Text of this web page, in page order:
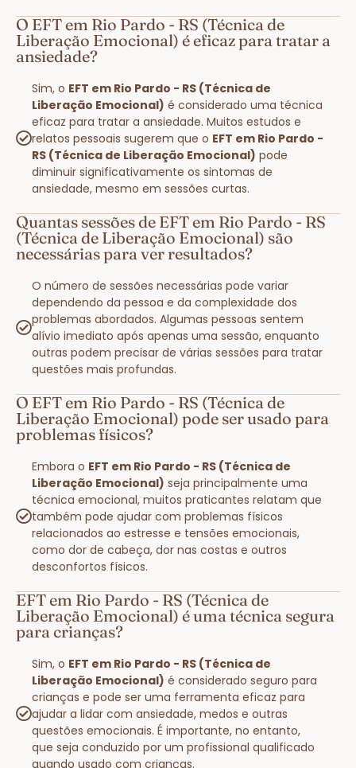
O EFT em Rio Pardo - RS (Técnica de
Liberação Emocional) é eficaz para tratar a
ansiedade?
Sim, o EFT em Rio Pardo - RS (Técnica de
Liberação Emocional) é considerado uma técnica
eficaz para tratar a ansiedade. Muitos estudos e
relatos pessoais sugerem que o EFT em Rio Pardo -
RS (Técnica de Liberação Emocional) pode
diminuir significativamente os sintomas de
ansiedade, mesmo em sessões curtas.
Quantas sessões de EFT em Rio Pardo - RS
(Técnica de Liberação Emocional) são
necessárias para ver resultados?
O número de sessões necessárias pode variar
dependendo da pessoa e da complexidade dos
problemas abordados. Algumas pessoas sentem
alívio imediato após apenas uma sessão, enquanto
outras podem precisar de várias sessões para tratar
questões mais profundas.
O EFT em Rio Pardo - RS (Técnica de
Liberação Emocional) pode ser usado para
problemas físicos?
Embora o EFT em Rio Pardo - RS (Técnica de
Liberação Emocional) seja principalmente uma
técnica emocional, muitos praticantes relatam que
também pode ajudar com problemas físicos
relacionados ao estresse e tensões emocionais,
como dor de cabeça, dor nas costas e outros
desconfortos físicos.
EFT em Rio Pardo - RS (Técnica de
Liberação Emocional) é uma técnica segura
para crianças?
Sim, o EFT em Rio Pardo - RS (Técnica de
Liberação Emocional) é considerado seguro para
crianças e pode ser uma ferramenta eficaz para
ajudar a lidar com ansiedade, medos e outras
questões emocionais. É importante, no entanto,
que seja conduzido por um profissional qualificado
quando usado com crianças.